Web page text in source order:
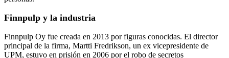
Finnpulp y la industria
Finnpulp Oy fue creada en 2013 por figuras conocidas. El director
principal de la firma, Martti Fredrikson, un ex vicepresidente de
UPM, estuvo en prisión en 2006 por el robo de secretos